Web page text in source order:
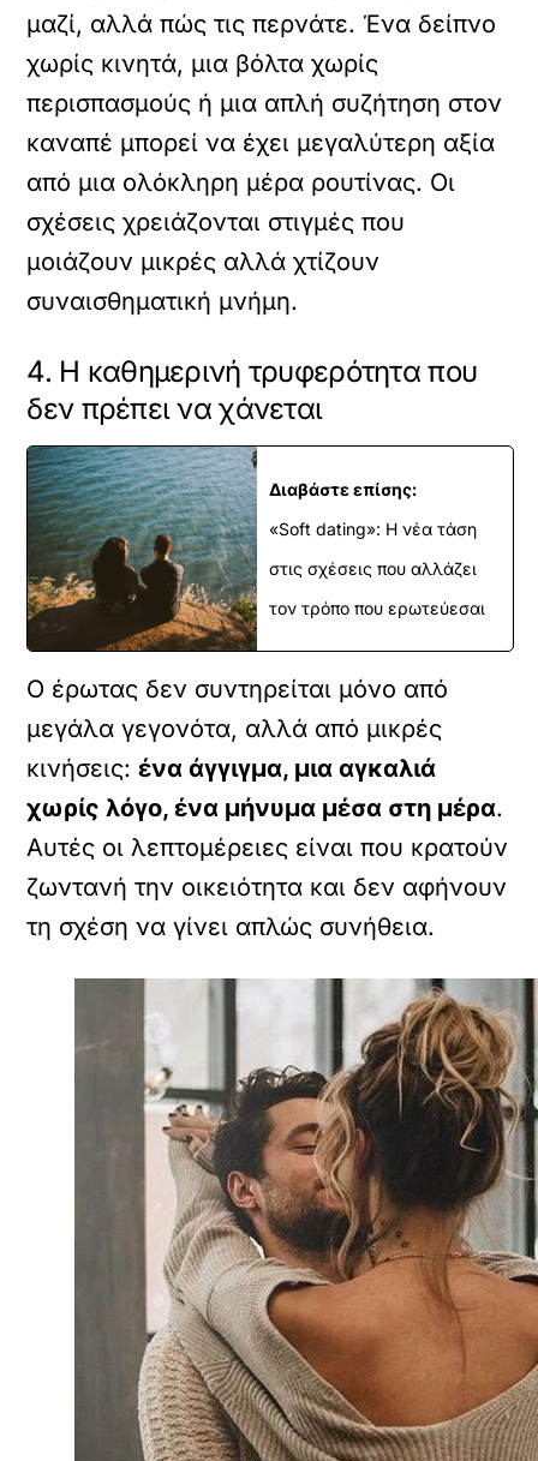
μαζί, αλλά πώς τις περνάτε. Ένα δείπνο
χωρίς κινητά, μια βόλτα χωρίς
περισπασμούς ή μια απλή συζήτηση στον
καναπέ μπορεί να έχει μεγαλύτερη αξία
από μια ολόκληρη μέρα ρουτίνας. Οι
σχέσεις χρειάζονται στιγμές που
μοιάζουν μικρές αλλά χτίζουν
συναισθηματική μνήμη.
4. Η καθημερινή τρυφερότητα που
δεν πρέπει να χάνεται
Διαβάστε επίσης:
«Soft dating»: Η νέα τάση
στις σχέσεις που αλλάζει
τον τρόπο που ερωτεύεσαι
Ο έρωτας δεν συντηρείται μόνο από
μεγάλα γεγονότα, αλλά από μικρές
κινήσεις:ένα άγγιγμα, μια αγκαλιά
χωρίς λόγο, ένα μήνυμα μέσα στη μέρα.
Αυτές οι λεπτομέρειες είναι που κρατούν
ζωντανή την οικειότητα και δεν αφήνουν
τη σχέση να γίνει απλώς συνήθεια.